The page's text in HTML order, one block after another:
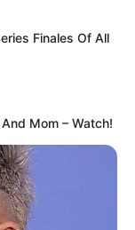
Finales Of All
Mom – Watch!